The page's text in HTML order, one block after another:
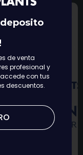
de venta
profesional y
con tus
descuentos.